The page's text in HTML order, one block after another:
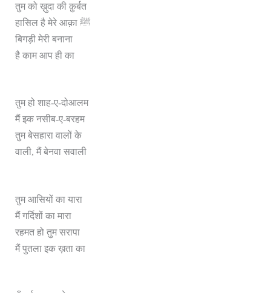
तुम को ख़ुदा की क़ुर्बत
हासिल है मेरे आक़ा ﷺ
बिगड़ी मेरी बनाना
है काम आप ही का
तुम हो शाह-ए-दोआलम
मैं इक नसीब-ए-बरहम
तुम बेसहारा वालों के
वाली, मैं बेनवा सवाली
तुम आसियों का यारा
मैं गर्दिशों का मारा
रहमत हो तुम सरापा
मैं पुतला इक ख़ता का